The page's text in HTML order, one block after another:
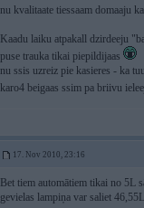
nu kvalitaate tiessaam domaaju
Kaadu laiku atpakall dzirdeeju
puse trauka tikai piepildijaas
nu ssis uzreiz pie kasieres - ka
karo4 beigaas ssim pa briivu
17. Nov 2010, 23:16
Bet tiem automātiem tikai no 5L
gevielas lampiņa var saliet